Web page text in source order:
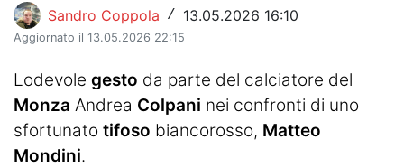
Altre
Turismo
Eventi
Sandro Coppola / 13.05.2026 16:10
Aggiornato il 13.05.2026 22:15
Lodevole gesto da parte del calciatore del
Monza Andrea Colpani nei confronti di uno
sfortunato tifoso biancorosso, Matteo
Mondini.